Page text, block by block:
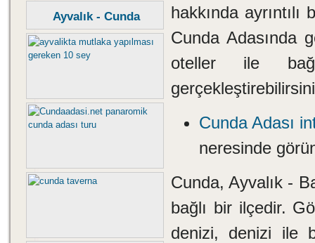
Ayvalık - Cunda
hakkında
Cunda Adasında
oteller ile
Cunda Adası
neresinde
Cunda, Ayvalık -
bağlı bir ilçedir.
denizi, denizi ile